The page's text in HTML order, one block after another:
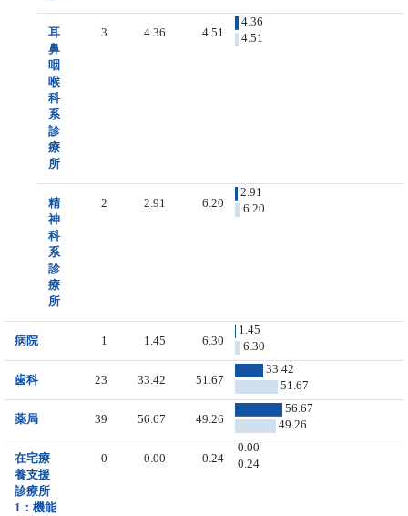
耳
鼻
咽
喉
科
系
診
療
所
3 4.36 4.51
4.36
4.51
精
神
科
系
診
療
所
2 2.91 6.20
2.91
6.20
病院 1 1.45 6.30
1.45
6.30
歯科 23 33.42 51.67
33.42
51.67
薬局 39 56.67 49.26
56.67
49.26
在宅療
養支援
診療所
1：機能
0 0.00 0.24
0.00
0.24